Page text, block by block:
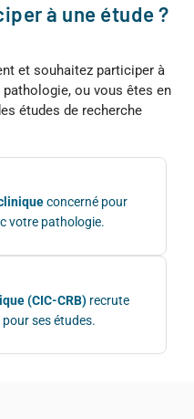
à une étude ?
et souhaitez participer à
ou vous êtes en
études de recherche
concerné pour
votre pathologie.
(CIC-CRB) recrute
ses études.